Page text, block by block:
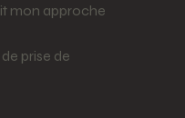
mon approche
prise de